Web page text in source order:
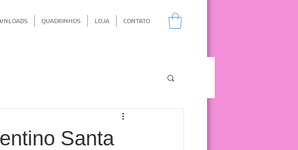
QUADRINHOS LOJA CONTATO
Santa